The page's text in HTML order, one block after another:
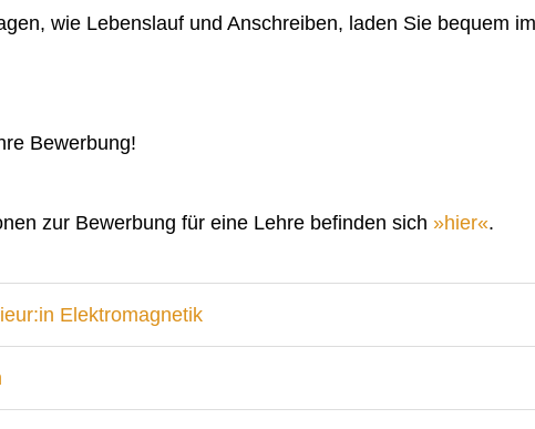
wie Lebenslauf und Anschreiben, laden Sie bequem
Bewerbung!
zur Bewerbung für eine Lehre befinden sich hier .
Elektromagnetik